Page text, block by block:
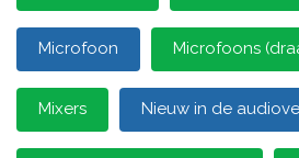
Microfoon Microfoons
Mixers Nieuw in de